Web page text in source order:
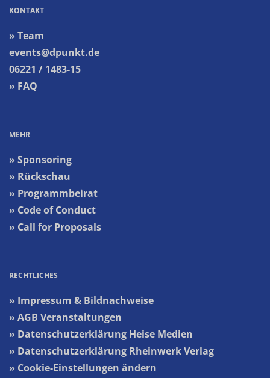
KONTAKT
» Team
events@dpunkt.de
06221 / 1483-15
» FAQ
MEHR
» Sponsoring
» Rückschau
» Programmbeirat
» Code of Conduct
» Call for Proposals
RECHTLICHES
» Impressum & Bildnachweise
» AGB Veranstaltungen
» Datenschutzerklärung Heise Medien
» Datenschutzerklärung Rheinwerk Verlag
» Cookie-Einstellungen ändern